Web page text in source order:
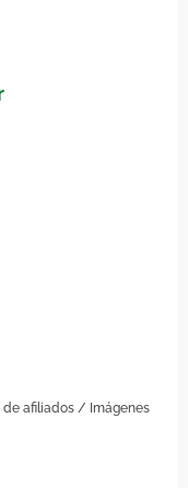
de afiliados / Imágenes